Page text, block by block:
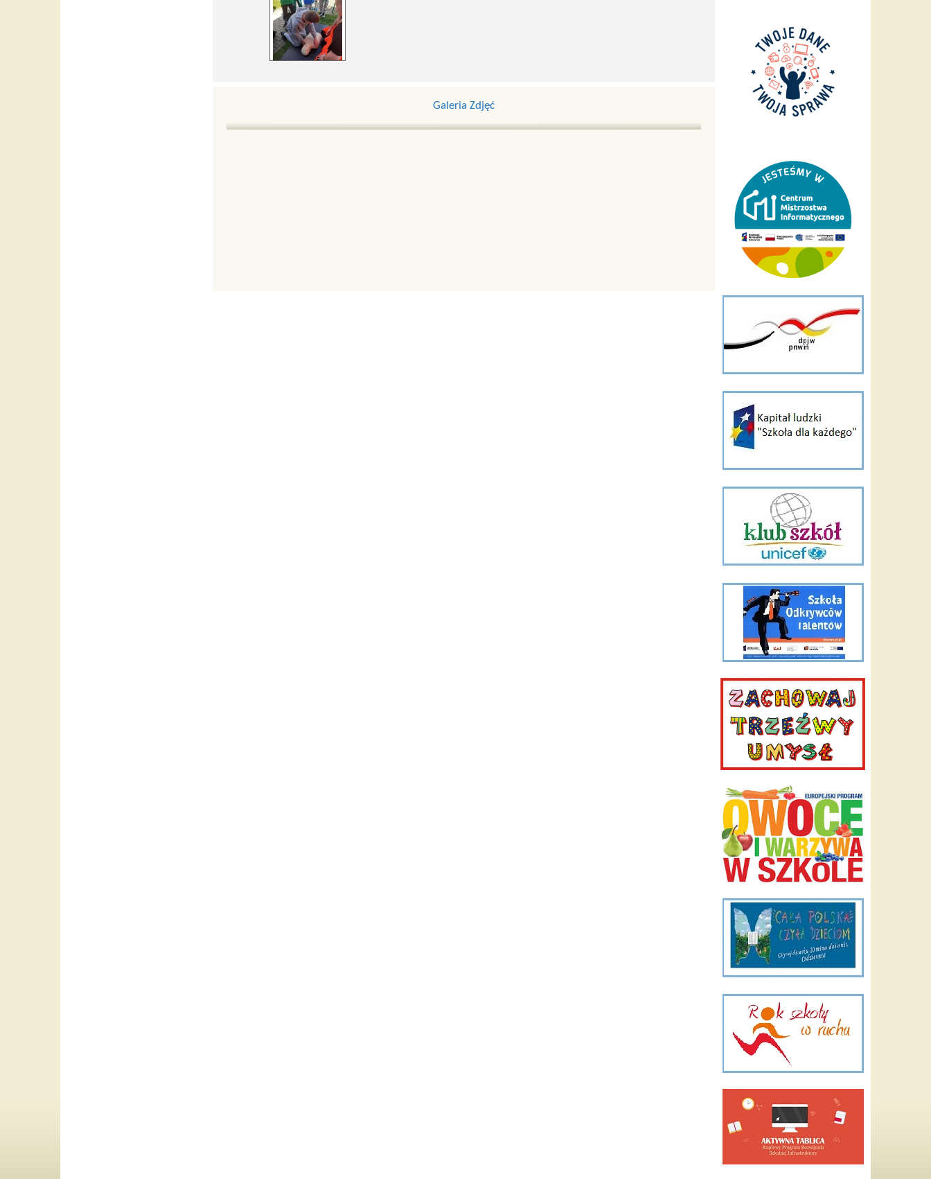
Galeria Zdjęć